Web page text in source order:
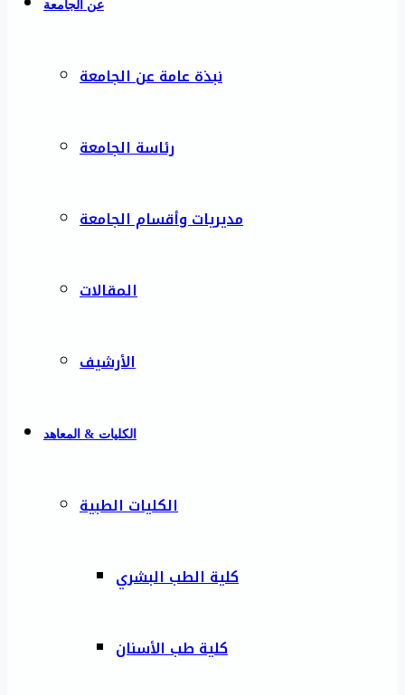
عن الجامعة
نبذة عامة عن الجامعة
رئاسة الجامعة
مديريات وأقسام الجامعة
المقالات
الأرشيف
الكليات & المعاهد
الكليات الطبية
كلية الطب البشري
كلية طب الأسنان